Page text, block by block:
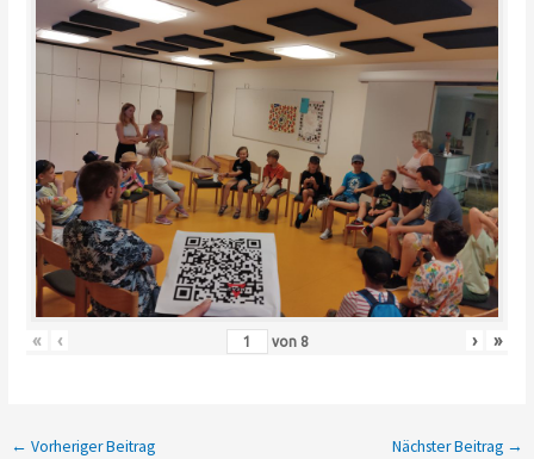
« ‹ von 8 › »
← Vorheriger Beitrag Nächster Beitrag →